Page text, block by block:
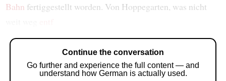
Bahn fertiggestellt worden. Von Hoppegarten, was nicht
Continue the conversation
Go further and experience the full content — and
understand how German is actually used.